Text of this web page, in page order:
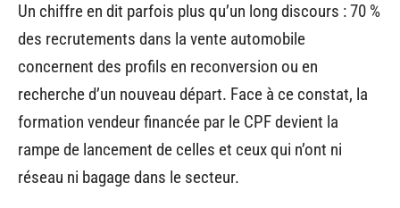
Un chiffre en dit parfois plus qu’un long discours : 70 %
des recrutements dans la vente automobile
concernent des profils en reconversion ou en
recherche d’un nouveau départ. Face à ce constat, la
formation vendeur financée par le CPF devient la
rampe de lancement de celles et ceux qui n’ont ni
réseau ni bagage dans le secteur.